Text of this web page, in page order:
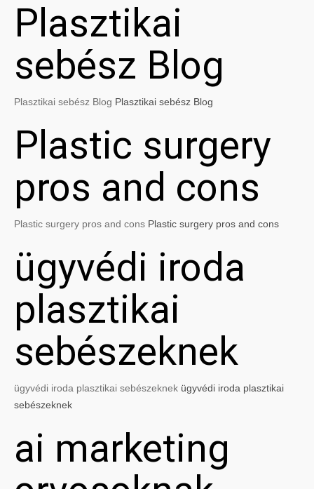
Plasztikai
sebész Blog
Plasztikai sebész Blog Plasztikai sebész Blog
Plastic surgery
pros and cons
Plastic surgery pros and cons Plastic surgery pros and cons
ügyvédi iroda
plasztikai
sebészeknek
ügyvédi iroda plasztikai sebészeknek ügyvédi iroda plasztikai
sebészeknek
ai marketing